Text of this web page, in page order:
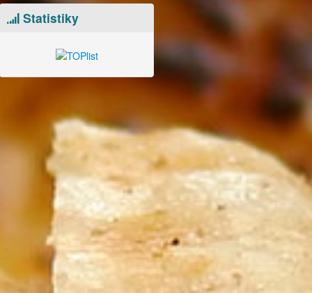
Statistiky